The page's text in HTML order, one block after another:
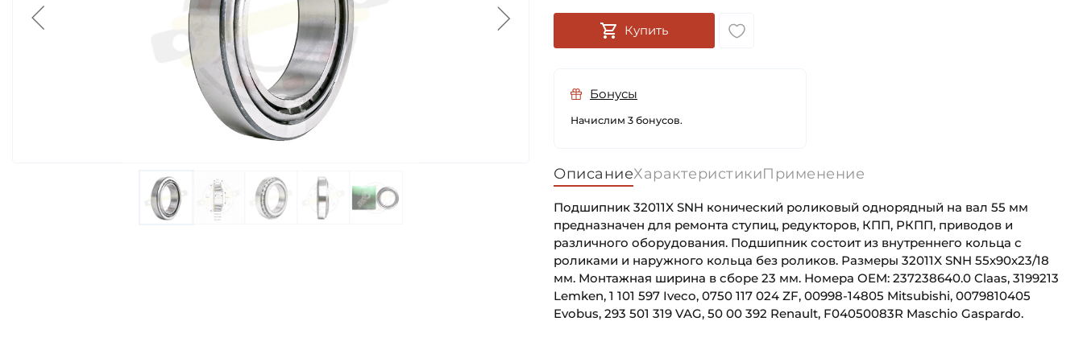
Купить
Бонусы
Начислим 3 бонусов.
ОписаниеХарактеристикиПрименение
Подшипник 32011X SNH конический роликовый однорядный на вал 55 мм
предназначен для ремонта ступиц, редукторов, КПП, РКПП, приводов и
различного оборудования. Подшипник состоит из внутреннего кольца с
роликами и наружного кольца без роликов. Размеры 32011X SNH 55х90х23/18
мм. Монтажная ширина в сборе 23 мм. Номера OEM: 237238640.0 Claas, 3199213
Lemken, 1 101 597 Iveco, 0750 117 024 ZF, 00998-14805 Mitsubishi, 0079810405
Evobus, 293 501 319 VAG, 50 00 392 Renault, F04050083R Maschio Gaspardo.